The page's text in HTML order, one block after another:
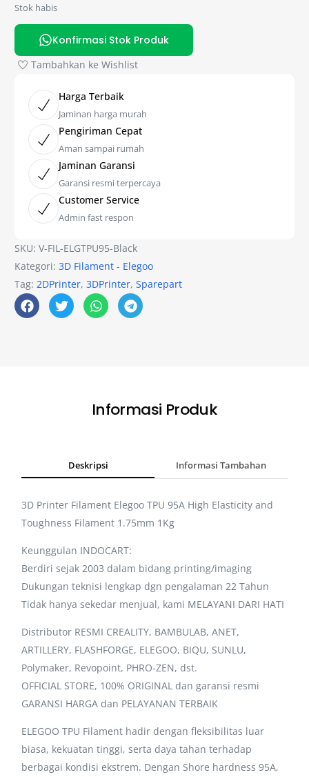
Stok habis
Konfirmasi Stok Produk
Tambahkan ke Wishlist
Harga Terbaik
Jaminan harga murah
Pengiriman Cepat
Aman sampai rumah
Jaminan Garansi
Garansi resmi terpercaya
Customer Service
Admin fast respon
SKU:V-FIL-ELGTPU95-Black
Kategori:3D Filament - Elegoo
Tag:2DPrinter,3DPrinter,Sparepart
Informasi Produk
Deskripsi Informasi Tambahan
3D Printer Filament Elegoo TPU 95A High Elasticity and
Toughness Filament 1.75mm 1Kg
Keunggulan INDOCART:
Berdiri sejak 2003 dalam bidang printing/imaging
Dukungan teknisi lengkap dgn pengalaman 22 Tahun
Tidak hanya sekedar menjual, kami MELAYANI DARI HATI
Distributor RESMI CREALITY, BAMBULAB, ANET,
ARTILLERY, FLASHFORGE, ELEGOO, BIQU, SUNLU,
Polymaker, Revopoint, PHRO-ZEN, dst.
OFFICIAL STORE, 100% ORIGINAL dan garansi resmi
GARANSI HARGA dan PELAYANAN TERBAIK
ELEGOO TPU Filament hadir dengan fleksibilitas luar
biasa, kekuatan tinggi, serta daya tahan terhadap
berbagai kondisi ekstrem. Dengan Shore hardness 95A,